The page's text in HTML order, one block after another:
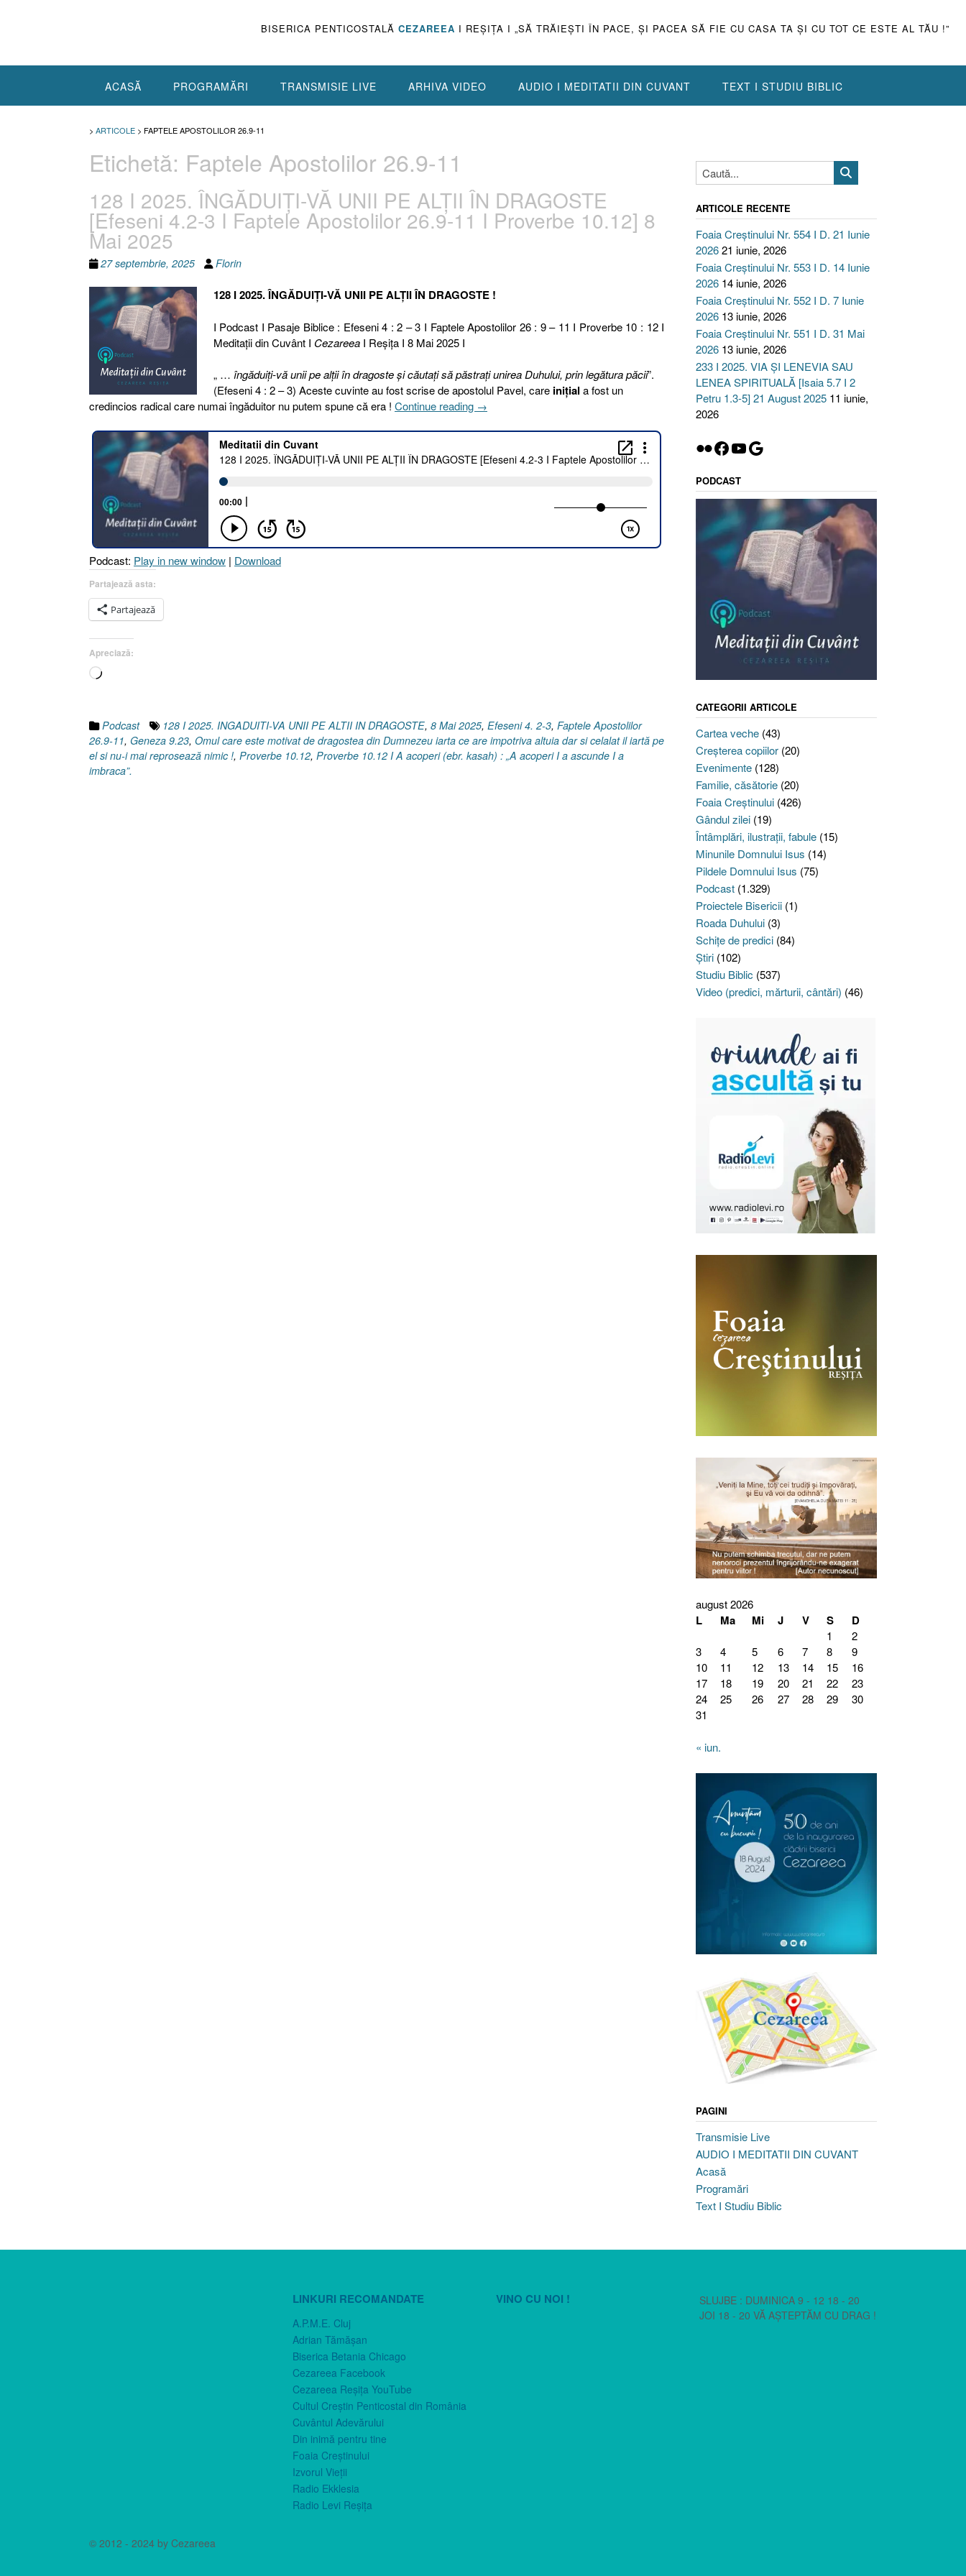
BISERICA PENTICOSTALĂ CEZAREEA I REŞIŢA I „SĂ TRĂIEŞTI ÎN PACE, ŞI PACEA SĂ FIE CU CASA TA ŞI CU TOT CE ESTE AL TĂU !”
ACASĂ PROGRAMĂRI TRANSMISIE LIVE ARHIVA VIDEO AUDIO I MEDITATII DIN CUVANT TEXT I STUDIU BIBLIC
> ARTICOLE > FAPTELE APOSTOLILOR 26.9-11
Etichetă: Faptele Apostolilor 26.9-11
128 I 2025. ÎNGĂDUIȚI-VĂ UNII PE ALȚII ÎN DRAGOSTE
[Efeseni 4.2-3 I Faptele Apostolilor 26.9-11 I Proverbe 10.12] 8
Mai 2025
27 septembrie, 2025 Florin
128 I 2025. ÎNGĂDUIȚI-VĂ UNII PE ALȚII ÎN DRAGOSTE !
I Podcast I Pasaje Biblice : Efeseni 4 : 2 – 3 I Faptele Apostolilor 26 : 9 – 11 I Proverbe 10 : 12 I
Meditaţii din Cuvânt I CezareeaI Reşiţa I 8 Mai 2025 I
„ … îngăduiţi-vă unii pe alţii în dragoste şi căutaţi să păstraţi unirea Duhului, prin legătura păcii”.
(Efeseni 4 : 2 – 3) Aceste cuvinte au fost scrise de apostolul Pavel, care inițial a fost un
credincios radical care numai îngăduitor nu putem spune că era ! Continue reading „128
2025.
ÎNGĂDUIȚI-
VĂ
DRAGOSTE
10.12]
8
Mai
→
Podcast: Play in new window | Download
Partajează asta:
Partajează
Apreciază:
Încarc...
Podcast 128 I 2025. INGADUITI-VA UNII PE ALTII IN DRAGOSTE, 8 Mai 2025, Efeseni 4. 2-3, Faptele Apostolilor
26.9-11, Geneza 9.23, Omul care este motivat de dragostea din Dumnezeu iarta ce are impotriva altuia dar si celalat il iartă pe
el si nu-i mai reprosează nimic !, Proverbe 10.12, Proverbe 10.12 I A acoperi (ebr. kasah) : „A acoperi I a ascunde I a
imbraca”.
ARTICOLE RECENTE
Foaia Creștinului Nr. 554 I D. 21 Iunie
202621 iunie, 2026
Foaia Creștinului Nr. 553 I D. 14 Iunie
2026 14 iunie, 2026
Foaia Creștinului Nr. 552 I D. 7 Iunie
2026 13 iunie, 2026
Foaia Creștinului Nr. 551 I D. 31 Mai
2026 13 iunie, 2026
233 I 2025. VIA ȘI LENEVIA SAU
LENEA SPIRITUALĂ [Isaia 5.7 I 2
Petru 1.3-5] 21 August 2025 11 iunie,
2026
Flickr
Facebook
YouTube
Google
PODCAST
CATEGORII ARTICOLE
Cartea veche(43)
Creşterea copiilor(20)
Evenimente(128)
Familie, căsătorie(20)
Foaia Creştinului(426)
Gândul zilei(19)
Întâmplări, ilustraţii, fabule(15)
Minunile Domnului Isus (14)
Pildele Domnului Isus (75)
Podcast(1.329)
Proiectele Bisericii(1)
Roada Duhului(3)
Schiţe de predici(84)
Ştiri(102)
Studiu Biblic (537)
Video (predici, mărturii, cântări) (46)
august 2026
L Ma Mi J V S D
1
2
3
4 5 6 7 8
9
10
11 12 13 14 15
16
17
18 19 20 21 22
23
24
25 26 27 28 29
30
31
« iun.
PAGINI
Transmisie Live
AUDIO I MEDITATII DIN CUVANT
Acasă
Programări
Text I Studiu Biblic
LINKURI RECOMANDATE
A.P.M.E. Cluj
Adrian Tămăşan
Biserica Betania Chicago
Cezareea Facebook
Cezareea Reşiţa YouTube
Cultul Creştin Penticostal din România
Cuvântul Adevărului
Din inimă pentru tine
Foaia Creştinului
Izvorul Vieţii
Radio Ekklesia
Radio Levi Reşiţa
VINO CU NOI !
SLUJBE : DUMINICA 9 - 12 18 - 20
JOI 18 - 20 VĂ AȘTEPTĂM CU DRAG !
© 2012 - 2024 by Cezareea